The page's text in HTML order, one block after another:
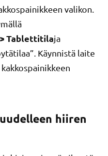
valikon.
Tablettitilaja
Käynnistä laite
hiiren